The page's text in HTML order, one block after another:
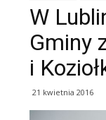
W
Gminy
i
21 kwietnia 2016